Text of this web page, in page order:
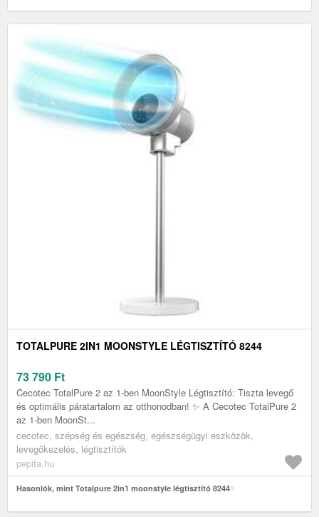
TOTALPURE 2IN1 MOONSTYLE LÉGTISZTÍTÓ 8244
73 790 Ft
Cecotec TotalPure 2 az 1-ben MoonStyle Légtisztító: Tiszta levegő
és optimális páratartalom az otthonodban! ✨ A Cecotec TotalPure 2
az 1-ben MoonSt...
cecotec, szépség és egészség, egészségügyi eszközök,
levegőkezelés, légtisztítók
pepita.hu
Hasonlók, mint Totalpure 2in1 moonstyle légtisztító 8244